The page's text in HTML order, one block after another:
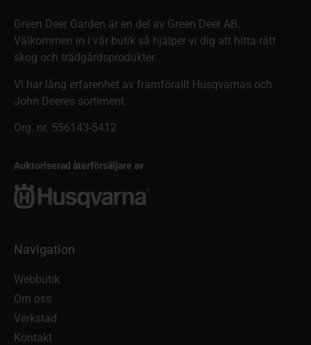
Green Deer Garden är en del av Green Deer AB.
Välkommen in i vår butik så hjälper vi dig att hitta rätt
skog och trädgårdsprodukter.
Vi har lång erfarenhet av framförallt Husqvarnas och
John Deeres sortiment.
Org. nr. 556143-5412
Auktoriserad återförsäljare av
Navigation
Webbutik
Om oss
Verkstad
Kontakt